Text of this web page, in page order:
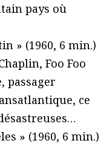
pays où
» (1960, 6 min.)
Foo Foo
passager
ce
» (1960, 6 min.)